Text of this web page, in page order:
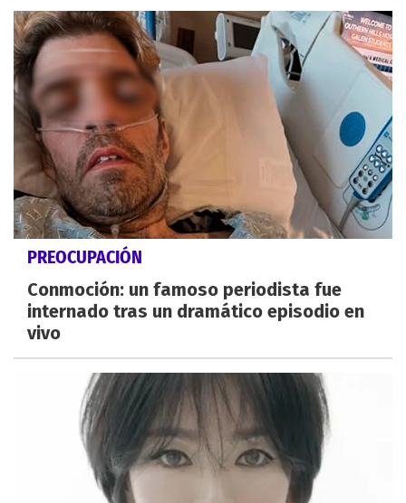
PREOCUPACIÓN
Conmoción: un famoso periodista fue
internado tras un dramático episodio en
vivo